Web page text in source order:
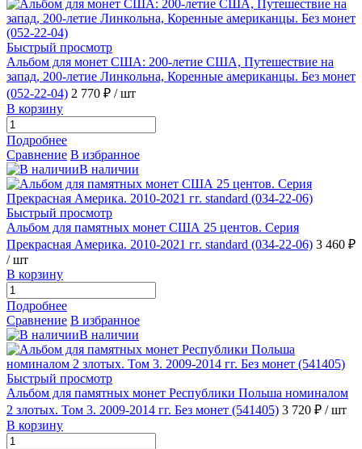
Быстрый просмотр
Альбом для монет США: 200-летие США, Путешествие на
запад, 200-летие Линкольна, Коренные американцы. Без монет
(052-22-04) 2 770 ₽ / шт
В корзину
Подробнее
Сравнение В избранное
В наличии
Быстрый просмотр
Альбом для памятных монет США 25 центов. Серия
Прекрасная Америка. 2010-2021 гг. standard (034-22-06) 3 460 ₽
/ шт
В корзину
Подробнее
Сравнение В избранное
В наличии
Быстрый просмотр
Альбом для памятных монет Республики Польша номиналом
2 злотых. Том 3. 2009-2014 гг. Без монет (541405) 3 720 ₽ / шт
В корзину